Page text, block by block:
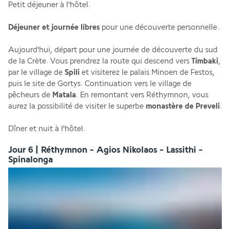
Petit déjeuner à l'hôtel.
Déjeuner et journée libres pour une découverte personnelle.
Aujourd'hui, départ pour une journée de découverte du sud
de la Crète. Vous prendrez la route qui descend vers Timbaki,
par le village de Spili et visiterez le palais Minoen de Festos,
puis le site de Gortys. Continuation vers le village de
pêcheurs de Matala. En remontant vers Réthymnon, vous
aurez la possibilité de visiter le superbe monastère de Preveli.
Dîner et nuit à l'hôtel.
Jour 6 | Réthymnon - Agios Nikolaos - Lassithi -
Spinalonga